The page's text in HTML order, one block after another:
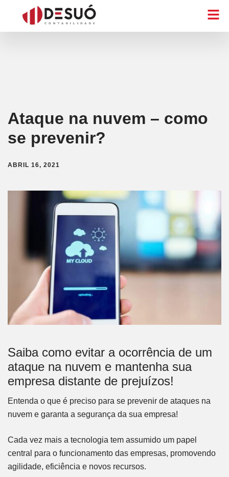
Ataque na nuvem – como
se prevenir?
ABRIL 16, 2021
Saiba como evitar a ocorrência de um
ataque na nuvem e mantenha sua
empresa distante de prejuízos!
Entenda o que é preciso para se prevenir de ataques na
nuvem e garanta a segurança da sua empresa!
Cada vez mais a tecnologia tem assumido um papel
central para o funcionamento das empresas, promovendo
agilidade, eficiência e novos recursos.